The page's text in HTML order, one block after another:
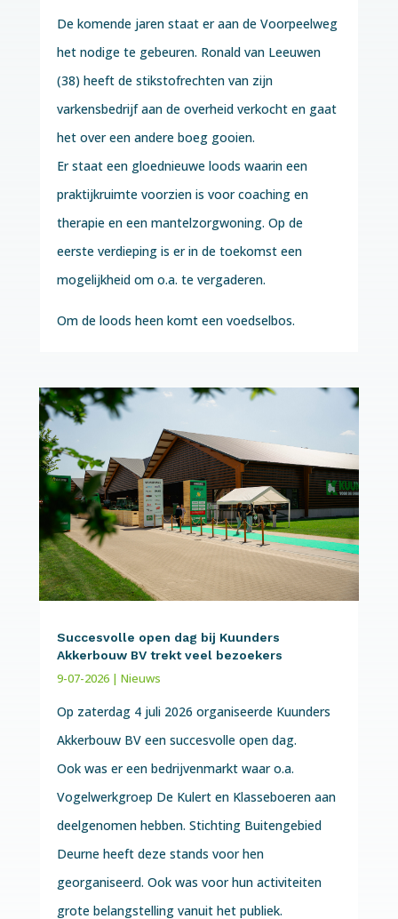
De komende jaren staat er aan de Voorpeelweg
het nodige te gebeuren. Ronald van Leeuwen
(38) heeft de stikstofrechten van zijn
varkensbedrijf aan de overheid verkocht en gaat
het over een andere boeg gooien.
Er staat een gloednieuwe loods waarin een
praktijkruimte voorzien is voor coaching en
therapie en een mantelzorgwoning. Op de
eerste verdieping is er in de toekomst een
mogelijkheid om o.a. te vergaderen.
Om de loods heen komt een voedselbos.
Succesvolle open dag bij Kuunders
Akkerbouw BV trekt veel bezoekers
9-07-2026| Nieuws
Op zaterdag 4 juli 2026 organiseerde Kuunders
Akkerbouw BV een succesvolle open dag.
Ook was er een bedrijvenmarkt waar o.a.
Vogelwerkgroep De Kulert en Klasseboeren aan
deelgenomen hebben. Stichting Buitengebied
Deurne heeft deze stands voor hen
georganiseerd. Ook was voor hun activiteiten
grote belangstelling vanuit het publiek.